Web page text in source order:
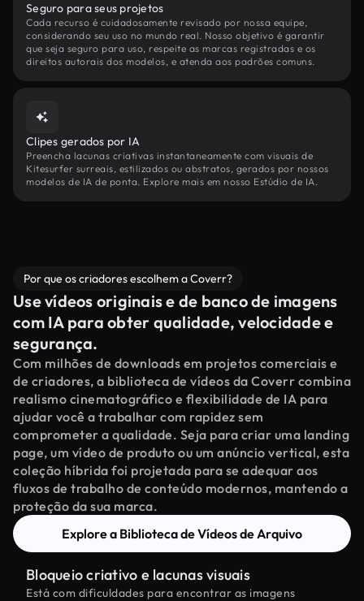
Seguro para seus projetos
Cada recurso é cuidadosamente revisado por nossa equipe,
considerando seu uso no mundo real. Nosso objetivo é garantir
que seja seguro para uso, respeite as marcas registradas e os
direitos autorais dos modelos, e atenda aos padrões comuns.
Clipes gerados por IA
Preencha lacunas criativas instantaneamente com visuais de
Kitesurfer surreais, estilizados ou abstratos, gerados por nossos
modelos de IA de ponta. Explore mais em nosso Estúdio de IA.
Por que os criadores escolhem a Coverr?
Use vídeos originais e de banco de imagens
com IA para obter qualidade, velocidade e
segurança.
Com milhões de downloads em projetos comerciais e
de criadores, a biblioteca de vídeos da Coverr combina
realismo cinematográfico e flexibilidade de IA para
ajudar você a trabalhar com rapidez sem
comprometer a qualidade. Seja para criar uma landing
page, um vídeo de produto ou um anúncio vertical, esta
coleção híbrida foi projetada para se adequar aos
fluxos de trabalho de conteúdo modernos, mantendo a
proteção da sua marca.
Explore a Biblioteca de Vídeos de Arquivo
Bloqueio criativo e lacunas visuais
Está com dificuldades para encontrar as imagens